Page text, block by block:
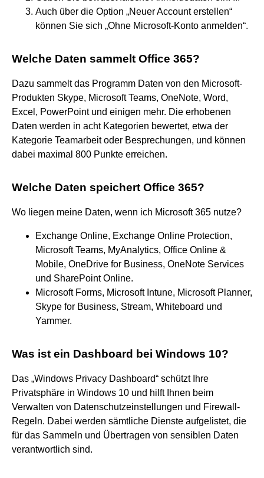
Auch über die Option „Neuer Account erstellen“
können Sie sich „Ohne Microsoft-Konto anmelden“.
Welche Daten sammelt Office 365?
Dazu sammelt das Programm Daten von den Microsoft-
Produkten Skype, Microsoft Teams, OneNote, Word,
Excel, PowerPoint und einigen mehr. Die erhobenen
Daten werden in acht Kategorien bewertet, etwa der
Kategorie Teamarbeit oder Besprechungen, und können
dabei maximal 800 Punkte erreichen.
Welche Daten speichert Office 365?
Wo liegen meine Daten, wenn ich Microsoft 365 nutze?
Exchange Online, Exchange Online Protection,
Microsoft Teams, MyAnalytics, Office Online &
Mobile, OneDrive for Business, OneNote Services
und SharePoint Online.
Microsoft Forms, Microsoft Intune, Microsoft Planner,
Skype for Business, Stream, Whiteboard und
Yammer.
Was ist ein Dashboard bei Windows 10?
Das „Windows Privacy Dashboard“ schützt Ihre
Privatsphäre in Windows 10 und hilft Ihnen beim
Verwalten von Datenschutzeinstellungen und Firewall-
Regeln. Dabei werden sämtliche Dienste aufgelistet, die
für das Sammeln und Übertragen von sensiblen Daten
verantwortlich sind.